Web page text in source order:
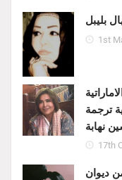
بليبل
1st
ترجمة
نهابة
17th
ديوان